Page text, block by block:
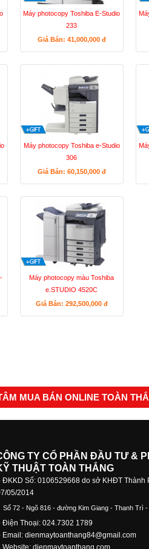
Máy photocopy Toshiba E-Studio
233
Giá Bán: 41,000,000 đ
Máy photocopy Toshiba e-Studio
306
Giá Bán: 60,150,000 đ
Máy photocopy màu Toshiba
e.STUDIO 4520C
Giá Bán: 292,500,000 đ
MUA BÁN ONLINE TOÀN
TY CỔ PHẦN ĐẦU TƯ &
THUẬT TOÀN THẮNG
ĐKKD Số: 0106529668 do sở KHĐT Thành
05/2014
Số 72 - Ngõ 816 - đường Kim Giang - Thanh Trì -
Điện Thoại: 024.7302 1789
Email: dienmaytoanthang84@gmail.com